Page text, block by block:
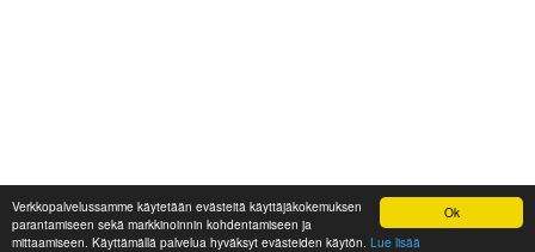
Ok
Verkkopalvelussamme käytetään evästeitä käyttäjäkokemuksen
parantamiseen sekä markkinoinnin kohdentamiseen ja
mittaamiseen. Käyttämällä palvelua hyväksyt evästeiden käytön. Lue lisää